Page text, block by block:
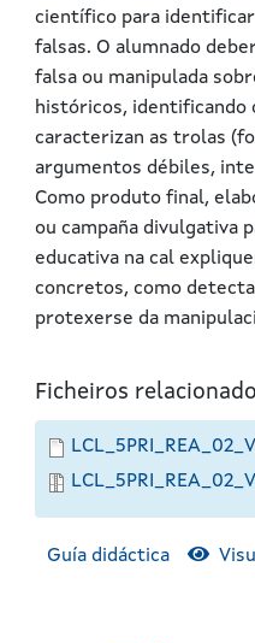
científico para
falsas. O alumnado
falsa ou manipulada
históricos, identificando
caracterizan as trolas
argumentos débiles,
Como produto final,
ou campaña divulgativa
educativa na cal
concretos, como
protexerse da
Ficheiros
Guía didáctica